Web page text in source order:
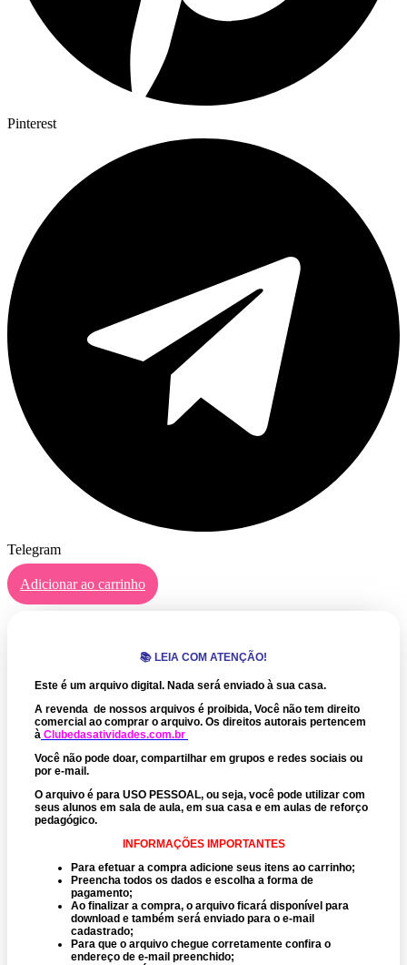
Pinterest
Telegram
Adicionar ao carrinho
📚 LEIA COM ATENÇÃO!
Este é um arquivo digital. Nada será enviado à sua casa.
A revenda de nossos arquivos é proibida, Você não tem direito
comercial ao comprar o arquivo. Os direitos autorais pertencem
à Clubedasatividades.com.br
Você não pode doar, compartilhar em grupos e redes sociais ou
por e-mail.
O arquivo é para USO PESSOAL, ou seja, você pode utilizar com
seus alunos em sala de aula, em sua casa e em aulas de reforço
pedagógico.
INFORMAÇÕES IMPORTANTES
Para efetuar a compra adicione seus itens ao carrinho;
Preencha todos os dados e escolha a forma de
pagamento;
Ao finalizar a compra, o arquivo ficará disponível para
download e também será enviado para o e-mail
cadastrado;
Para que o arquivo chegue corretamente confira o
endereço de e-mail preenchido;